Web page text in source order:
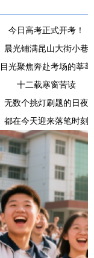
今日高考正式开考！
晨光铺满昆山大街小巷
光聚焦奔赴考场的莘
十二载寒窗苦读
无数个挑灯刷题的日夜
都在今天迎来落笔时刻